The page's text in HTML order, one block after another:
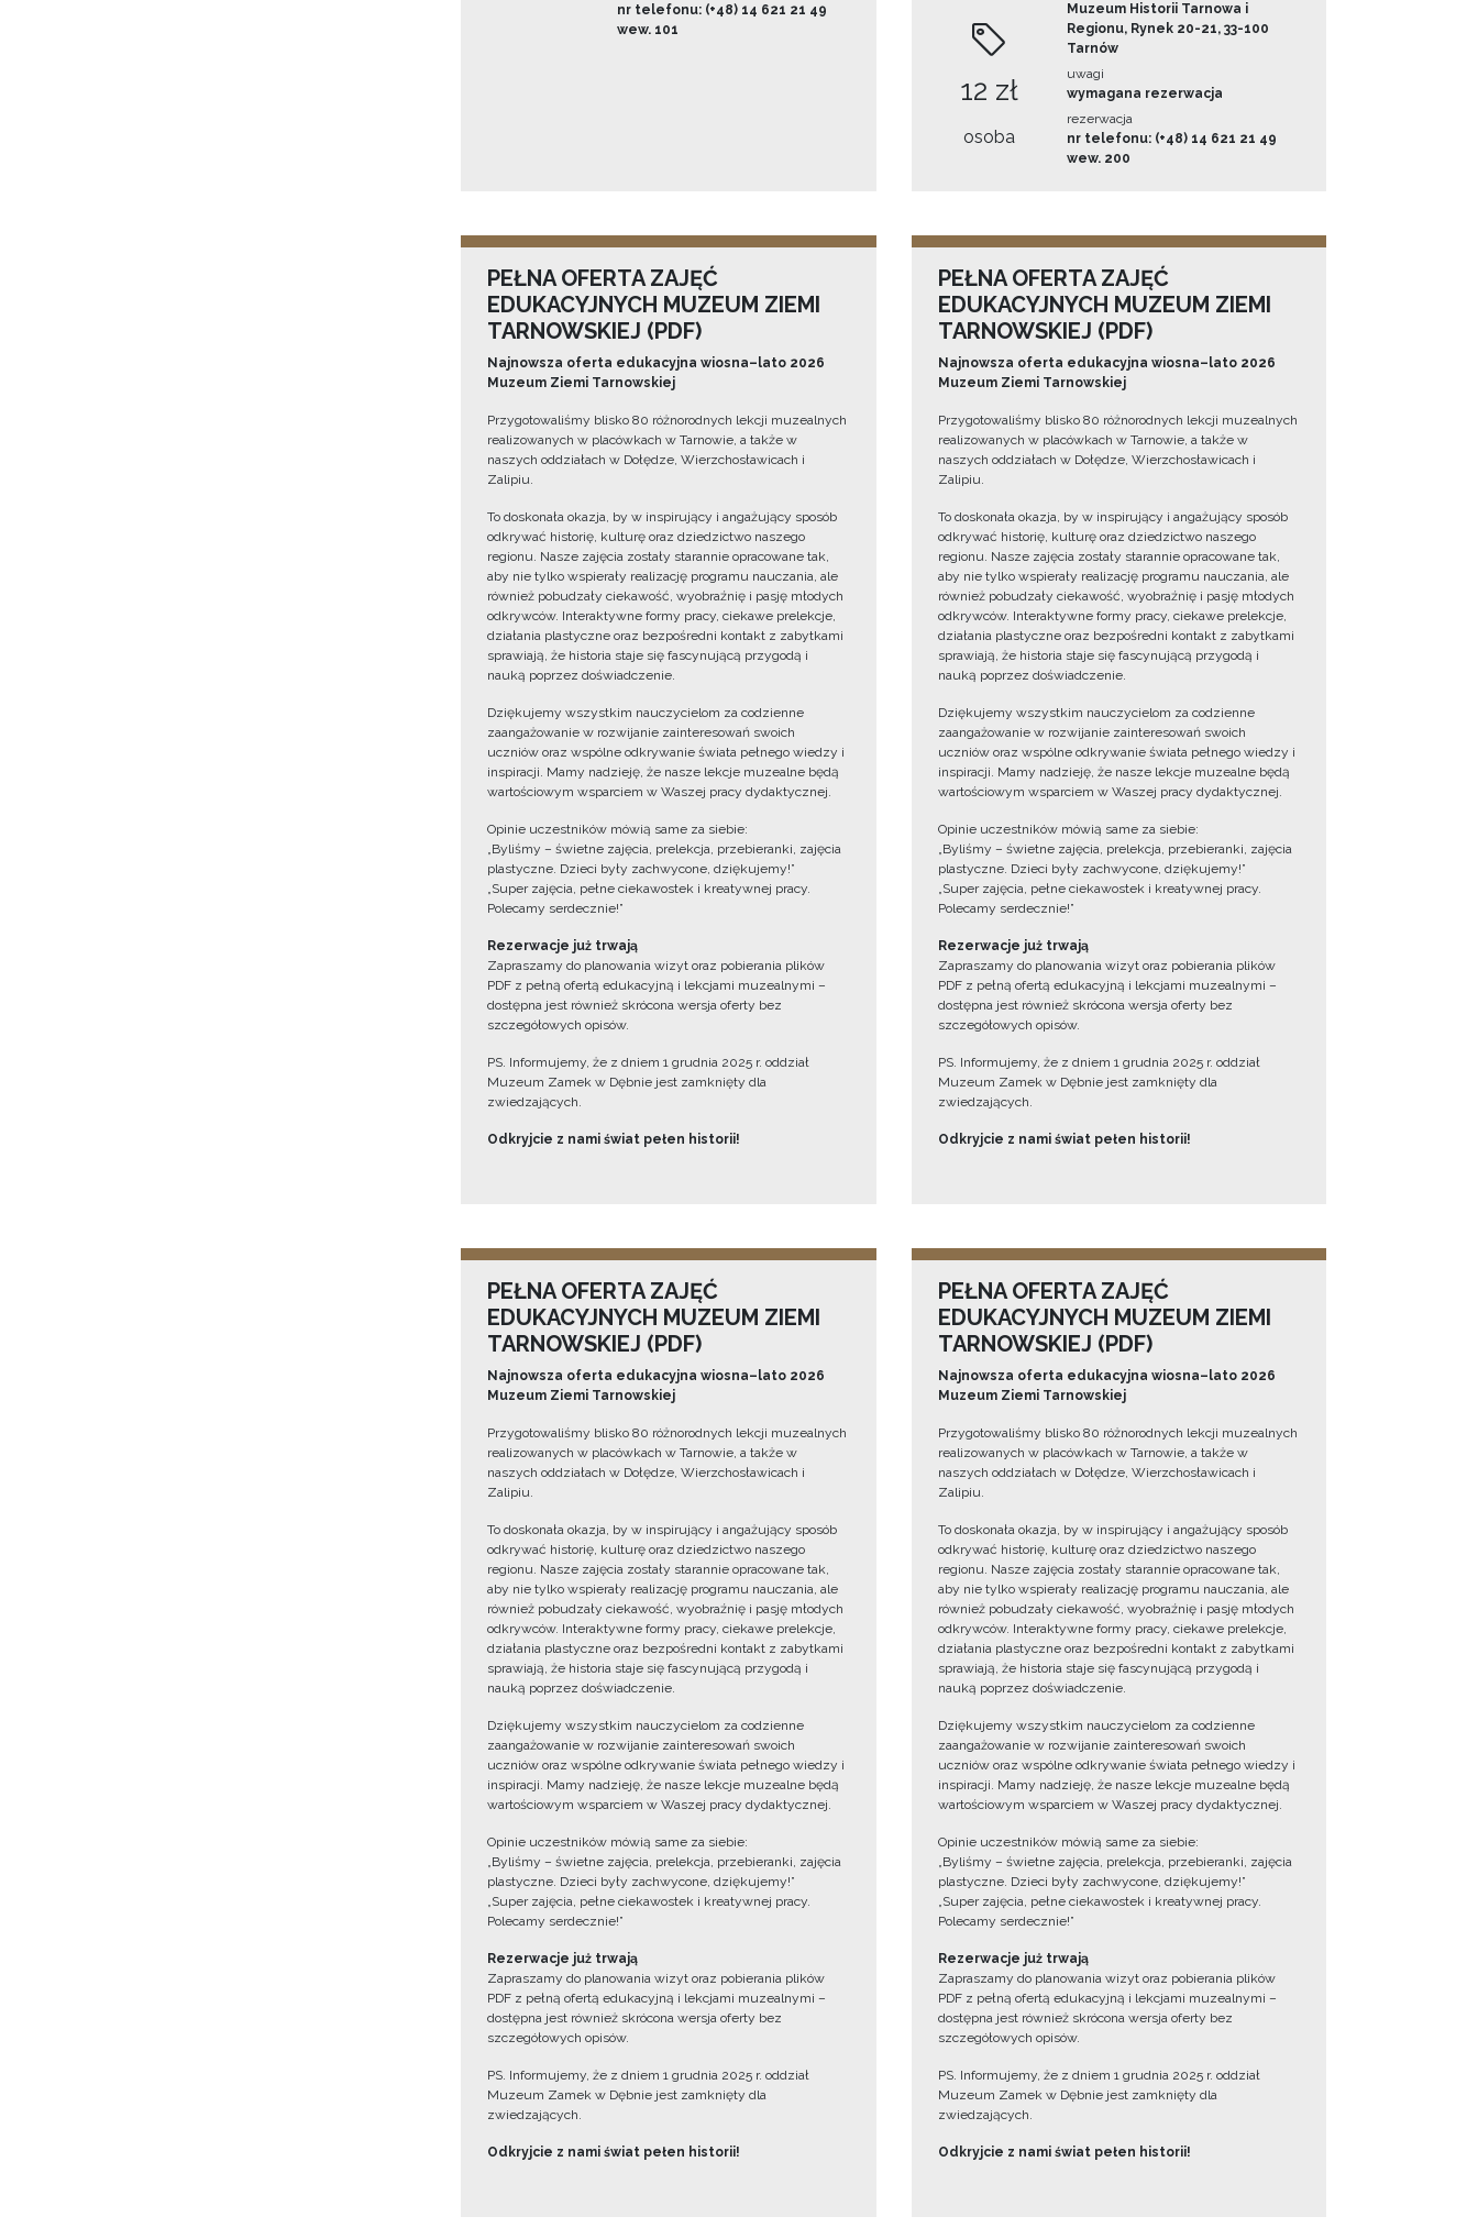
nr telefonu: (+48) 14 621 21 49
wew. 101
12 zł
osoba
Muzeum Historii Tarnowa i
Regionu, Rynek 20-21, 33-100
Tarnów
uwagi
wymagana rezerwacja
rezerwacja
nr telefonu: (+48) 14 621 21 49
wew. 200
PEŁNA OFERTA ZAJĘĆ
EDUKACYJNYCH MUZEUM ZIEMI
TARNOWSKIEJ (PDF)
Najnowsza oferta edukacyjna wiosna–lato 2026
Muzeum Ziemi Tarnowskiej
Przygotowaliśmy blisko 80 różnorodnych lekcji muzealnych
realizowanych w placówkach w Tarnowie, a także w
naszych oddziałach w Dołędze, Wierzchosławicach i
Zalipiu.
To doskonała okazja, by w inspirujący i angażujący sposób
odkrywać historię, kulturę oraz dziedzictwo naszego
regionu. Nasze zajęcia zostały starannie opracowane tak,
aby nie tylko wspierały realizację programu nauczania, ale
również pobudzały ciekawość, wyobraźnię i pasję młodych
odkrywców. Interaktywne formy pracy, ciekawe prelekcje,
działania plastyczne oraz bezpośredni kontakt z zabytkami
sprawiają, że historia staje się fascynującą przygodą i
nauką poprzez doświadczenie.
Dziękujemy wszystkim nauczycielom za codzienne
zaangażowanie w rozwijanie zainteresowań swoich
uczniów oraz wspólne odkrywanie świata pełnego wiedzy i
inspiracji. Mamy nadzieję, że nasze lekcje muzealne będą
wartościowym wsparciem w Waszej pracy dydaktycznej.
Opinie uczestników mówią same za siebie:
„Byliśmy – świetne zajęcia, prelekcja, przebieranki, zajęcia
plastyczne. Dzieci były zachwycone, dziękujemy!”
„Super zajęcia, pełne ciekawostek i kreatywnej pracy.
Polecamy serdecznie!”
Rezerwacje już trwają
Zapraszamy do planowania wizyt oraz pobierania plików
PDF z pełną ofertą edukacyjną i lekcjami muzealnymi –
dostępna jest również skrócona wersja oferty bez
szczegółowych opisów.
PS. Informujemy, że z dniem 1 grudnia 2025 r. oddział
Muzeum Zamek w Dębnie jest zamknięty dla
zwiedzających.
Odkryjcie z nami świat pełen historii!
PEŁNA OFERTA ZAJĘĆ
EDUKACYJNYCH MUZEUM ZIEMI
TARNOWSKIEJ (PDF)
Najnowsza oferta edukacyjna wiosna–lato 2026
Muzeum Ziemi Tarnowskiej
Przygotowaliśmy blisko 80 różnorodnych lekcji muzealnych
realizowanych w placówkach w Tarnowie, a także w
naszych oddziałach w Dołędze, Wierzchosławicach i
Zalipiu.
To doskonała okazja, by w inspirujący i angażujący sposób
odkrywać historię, kulturę oraz dziedzictwo naszego
regionu. Nasze zajęcia zostały starannie opracowane tak,
aby nie tylko wspierały realizację programu nauczania, ale
również pobudzały ciekawość, wyobraźnię i pasję młodych
odkrywców. Interaktywne formy pracy, ciekawe prelekcje,
działania plastyczne oraz bezpośredni kontakt z zabytkami
sprawiają, że historia staje się fascynującą przygodą i
nauką poprzez doświadczenie.
Dziękujemy wszystkim nauczycielom za codzienne
zaangażowanie w rozwijanie zainteresowań swoich
uczniów oraz wspólne odkrywanie świata pełnego wiedzy i
inspiracji. Mamy nadzieję, że nasze lekcje muzealne będą
wartościowym wsparciem w Waszej pracy dydaktycznej.
Opinie uczestników mówią same za siebie:
„Byliśmy – świetne zajęcia, prelekcja, przebieranki, zajęcia
plastyczne. Dzieci były zachwycone, dziękujemy!”
„Super zajęcia, pełne ciekawostek i kreatywnej pracy.
Polecamy serdecznie!”
Rezerwacje już trwają
Zapraszamy do planowania wizyt oraz pobierania plików
PDF z pełną ofertą edukacyjną i lekcjami muzealnymi –
dostępna jest również skrócona wersja oferty bez
szczegółowych opisów.
PS. Informujemy, że z dniem 1 grudnia 2025 r. oddział
Muzeum Zamek w Dębnie jest zamknięty dla
zwiedzających.
Odkryjcie z nami świat pełen historii!
PEŁNA OFERTA ZAJĘĆ
EDUKACYJNYCH MUZEUM ZIEMI
TARNOWSKIEJ (PDF)
Najnowsza oferta edukacyjna wiosna–lato 2026
Muzeum Ziemi Tarnowskiej
Przygotowaliśmy blisko 80 różnorodnych lekcji muzealnych
realizowanych w placówkach w Tarnowie, a także w
naszych oddziałach w Dołędze, Wierzchosławicach i
Zalipiu.
To doskonała okazja, by w inspirujący i angażujący sposób
odkrywać historię, kulturę oraz dziedzictwo naszego
regionu. Nasze zajęcia zostały starannie opracowane tak,
aby nie tylko wspierały realizację programu nauczania, ale
również pobudzały ciekawość, wyobraźnię i pasję młodych
odkrywców. Interaktywne formy pracy, ciekawe prelekcje,
działania plastyczne oraz bezpośredni kontakt z zabytkami
sprawiają, że historia staje się fascynującą przygodą i
nauką poprzez doświadczenie.
Dziękujemy wszystkim nauczycielom za codzienne
zaangażowanie w rozwijanie zainteresowań swoich
uczniów oraz wspólne odkrywanie świata pełnego wiedzy i
inspiracji. Mamy nadzieję, że nasze lekcje muzealne będą
wartościowym wsparciem w Waszej pracy dydaktycznej.
Opinie uczestników mówią same za siebie:
„Byliśmy – świetne zajęcia, prelekcja, przebieranki, zajęcia
plastyczne. Dzieci były zachwycone, dziękujemy!”
„Super zajęcia, pełne ciekawostek i kreatywnej pracy.
Polecamy serdecznie!”
Rezerwacje już trwają
Zapraszamy do planowania wizyt oraz pobierania plików
PDF z pełną ofertą edukacyjną i lekcjami muzealnymi –
dostępna jest również skrócona wersja oferty bez
szczegółowych opisów.
PS. Informujemy, że z dniem 1 grudnia 2025 r. oddział
Muzeum Zamek w Dębnie jest zamknięty dla
zwiedzających.
Odkryjcie z nami świat pełen historii!
PEŁNA OFERTA ZAJĘĆ
EDUKACYJNYCH MUZEUM ZIEMI
TARNOWSKIEJ (PDF)
Najnowsza oferta edukacyjna wiosna–lato 2026
Muzeum Ziemi Tarnowskiej
Przygotowaliśmy blisko 80 różnorodnych lekcji muzealnych
realizowanych w placówkach w Tarnowie, a także w
naszych oddziałach w Dołędze, Wierzchosławicach i
Zalipiu.
To doskonała okazja, by w inspirujący i angażujący sposób
odkrywać historię, kulturę oraz dziedzictwo naszego
regionu. Nasze zajęcia zostały starannie opracowane tak,
aby nie tylko wspierały realizację programu nauczania, ale
również pobudzały ciekawość, wyobraźnię i pasję młodych
odkrywców. Interaktywne formy pracy, ciekawe prelekcje,
działania plastyczne oraz bezpośredni kontakt z zabytkami
sprawiają, że historia staje się fascynującą przygodą i
nauką poprzez doświadczenie.
Dziękujemy wszystkim nauczycielom za codzienne
zaangażowanie w rozwijanie zainteresowań swoich
uczniów oraz wspólne odkrywanie świata pełnego wiedzy i
inspiracji. Mamy nadzieję, że nasze lekcje muzealne będą
wartościowym wsparciem w Waszej pracy dydaktycznej.
Opinie uczestników mówią same za siebie:
„Byliśmy – świetne zajęcia, prelekcja, przebieranki, zajęcia
plastyczne. Dzieci były zachwycone, dziękujemy!”
„Super zajęcia, pełne ciekawostek i kreatywnej pracy.
Polecamy serdecznie!”
Rezerwacje już trwają
Zapraszamy do planowania wizyt oraz pobierania plików
PDF z pełną ofertą edukacyjną i lekcjami muzealnymi –
dostępna jest również skrócona wersja oferty bez
szczegółowych opisów.
PS. Informujemy, że z dniem 1 grudnia 2025 r. oddział
Muzeum Zamek w Dębnie jest zamknięty dla
zwiedzających.
Odkryjcie z nami świat pełen historii!